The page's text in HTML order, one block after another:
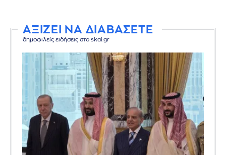
ΑΞΙΖΕΙ ΝΑ ΔΙΑΒΑΣΕΤΕ
δημοφιλείς ειδήσεις στο skai.gr